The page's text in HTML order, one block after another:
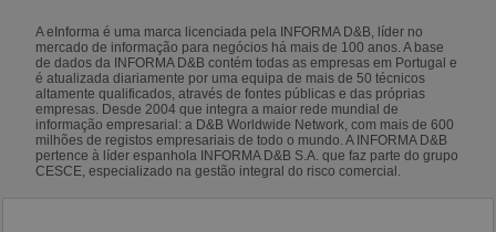
A eInforma é uma marca licenciada pela INFORMA D&B, líder no
mercado de informação para negócios há mais de 100 anos. A base
de dados da INFORMA D&B contém todas as empresas em Portugal e
é atualizada diariamente por uma equipa de mais de 50 técnicos
altamente qualificados, através de fontes públicas e das próprias
empresas. Desde 2004 que integra a maior rede mundial de
informação empresarial: a D&B Worldwide Network, com mais de 600
milhões de registos empresariais de todo o mundo. A INFORMA D&B
pertence à líder espanhola INFORMA D&B S.A. que faz parte do grupo
CESCE, especializado na gestão integral do risco comercial.